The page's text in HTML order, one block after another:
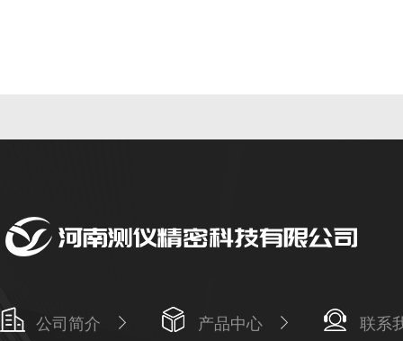
公司简介 产品中心 联系